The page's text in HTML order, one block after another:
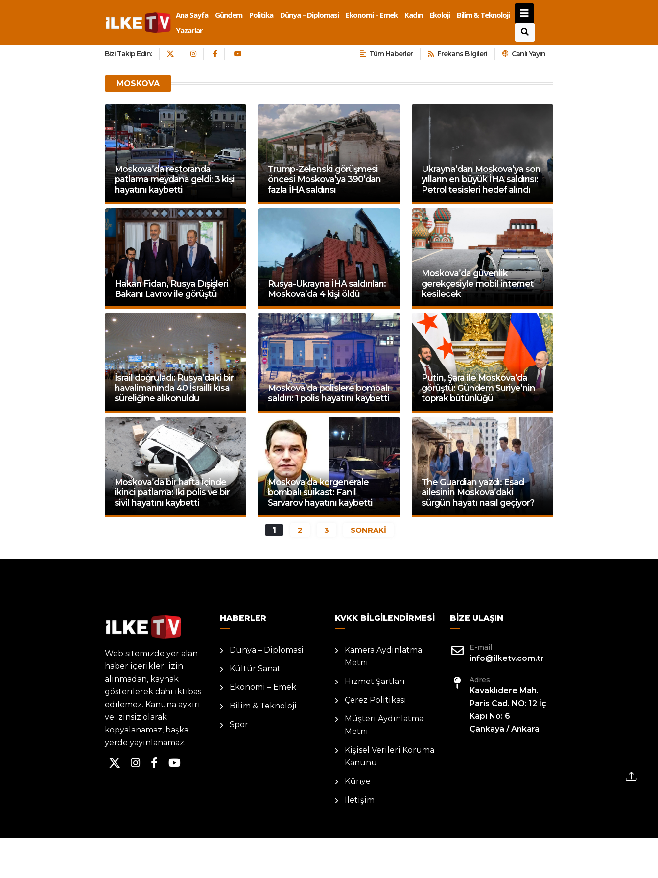
Ana Sayfa Gündem Politika Dünya – Diplomasi Ekonomi – Emek Kadın Ekoloji
Bilim & Teknoloji
Yazarlar
Bizi Takip Edin: Tüm Haberler Frekans Bilgileri Canlı Yayın
MOSKOVA
Moskova’da restoranda
patlama meydana geldi: 3 kişi
hayatını kaybetti
Trump-Zelenski görüşmesi
öncesi Moskova’ya 390’dan
fazla İHA saldırısı
Ukrayna’dan Moskova’ya son
yılların en büyük İHA saldırısı:
Petrol tesisleri hedef alındı
Hakan Fidan, Rusya Dışişleri
Bakanı Lavrov ile görüştü
Rusya-Ukrayna İHA saldırıları:
Moskova’da 4 kişi öldü
Moskova’da güvenlik
gerekçesiyle mobil internet
kesilecek
İsrail doğruladı: Rusya’daki bir
havalimanında 40 İsrailli kısa
süreliğine alıkonuldu
Moskova’da polislere bombalı
saldırı: 1 polis hayatını kaybetti
Putin, Şara ile Moskova’da
görüştü: Gündem Suriye’nin
toprak bütünlüğü
Moskova’da bir hafta içinde
ikinci patlama: İki polis ve bir
sivil hayatını kaybetti
Moskova’da korgenerale
bombalı suikast: Fanil
Sarvarov hayatını kaybetti
The Guardian yazdı: Esad
ailesinin Moskova’daki
sürgün hayatı nasıl geçiyor?
1 2 3 SONRAKİ
Web sitemizde yer alan
haber içerikleri izin
alınmadan, kaynak
gösterilerek dahi iktibas
edilemez. Kanuna aykırı
ve izinsiz olarak
kopyalanamaz, başka
yerde yayınlanamaz.
HABERLER
Dünya – Diplomasi
Kültür Sanat
Ekonomi – Emek
Bilim & Teknoloji
Spor
KVKK BILGILENDIRMESI
Kamera Aydınlatma
Metni
Hizmet Şartları
Çerez Politikası
Müşteri Aydınlatma
Metni
Kişisel Verileri Koruma
Kanunu
Künye
İletişim
BIZE ULAŞIN
E-mail
info@ilketv.com.tr
Adres
Kavaklıdere Mah.
Paris Cad. NO: 12 İç
Kapı No: 6
Çankaya / Ankara